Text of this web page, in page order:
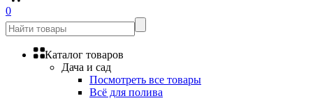
0
Каталог товаров
Дача и сад
Посмотреть все товары
Всё для полива